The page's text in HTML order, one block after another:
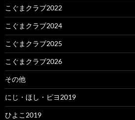
こぐまクラブ2022
こぐまクラブ2024
こぐまクラブ2025
こぐまクラブ2026
その他
にじ・ほし・ピヨ2019
ひよこ2019